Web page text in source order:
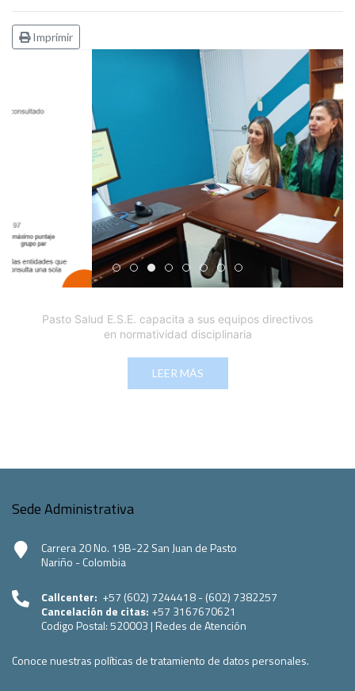
Imprimir
Edicto Emplazatorio a los Afiliados en el Régimen
Pasto Salud ESE lidera gestión institucional
Pasto Salud E.S.E. capacita a sus equipos
Último día para inscripciones en
Viceministro garantiza
Mil pesos que salvan vidas:
Cápsula 18-26 - Reporte
Cápsula 17-26 -
Pasto Salud E.S.E. capacita a sus equipos directivos
en normatividad disciplinaria
LEER MÁS
Sede Administrativa
Carrera 20 No. 19B-22 San Juan de Pasto
Nariño - Colombia
Callcenter: +57 (602) 7244418 - (602) 7382257
Cancelación de citas: +57 3167670621
Codigo Postal:520003 | Redes de Atención
Conoce nuestras políticas de tratamiento de datos personales.